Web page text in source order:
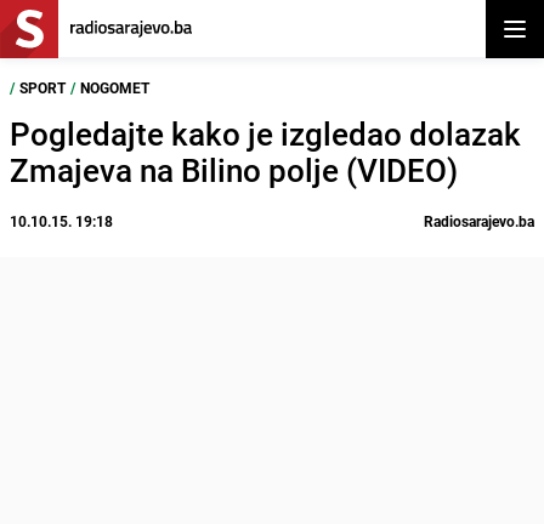
/ SPORT / NOGOMET
Pogledajte kako je izgledao dolazak
Zmajeva na Bilino polje (VIDEO)
10.10.15. 19:18 Radiosarajevo.ba